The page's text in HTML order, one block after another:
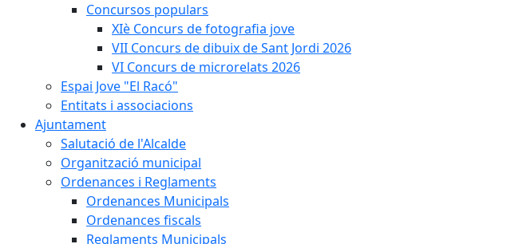
Concursos populars
XIè Concurs de fotografia jove
VII Concurs de dibuix de Sant Jordi 2026
VI Concurs de microrelats 2026
Espai Jove "El Racó"
Entitats i associacions
Ajuntament
Salutació de l'Alcalde
Organització municipal
Ordenances i Reglaments
Ordenances Municipals
Ordenances fiscals
Reglaments Municipals